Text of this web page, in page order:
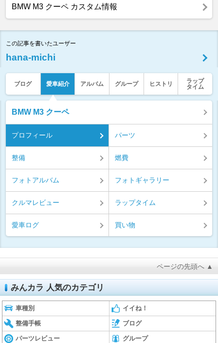
BMW M3 クーペ カスタム情報
この記事を書いたユーザー
hana-michi
ブログ 愛車紹介 アルバム グループ ヒストリ
ラップ
タイム
BMW M3 クーペ
プロフィール パーツ
整備 燃費
フォトアルバム フォトギャラリー
クルマレビュー ラップタイム
愛車ログ 買い物
ページの先頭へ ▲
みんカラ 人気のカテゴリ
車種別 イイね！
整備手帳 ブログ
パーツレビュー グループ